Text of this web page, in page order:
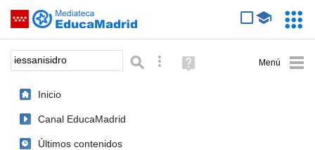
Saltar navegación
Palabra o frase: Búsqueda avanzada
Ayuda
(en
Inicio
Canal EducaMadrid
Últimos contenidos